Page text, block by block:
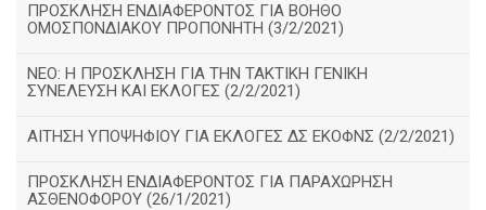
ΠΡΟΣΚΛΗΣΗ ΕΝΔΙΑΦΕΡΟΝΤΟΣ ΓΙΑ ΒΟΗΘΟ
ΟΜΟΣΠΟΝΔΙΑΚΟΥ ΠΡΟΠΟΝΗΤΗ (3/2/2021)
ΝΕΟ: Η ΠΡΟΣΚΛΗΣΗ ΓΙΑ ΤΗΝ ΤΑΚΤΙΚΗ ΓΕΝΙΚΗ
ΣΥΝΕΛΕΥΣΗ ΚΑΙ ΕΚΛΟΓΕΣ (2/2/2021)
ΑΙΤΗΣΗ ΥΠΟΨΗΦΙΟΥ ΓΙΑ ΕΚΛΟΓΕΣ ΔΣ ΕΚΟΦΝΣ (2/2/2021)
ΠΡΟΣΚΛΗΣΗ ΕΝΔΙΑΦΕΡΟΝΤΟΣ ΓΙΑ ΠΑΡΑΧΩΡΗΣΗ
ΑΣΘΕΝΟΦΟΡΟΥ (26/1/2021)